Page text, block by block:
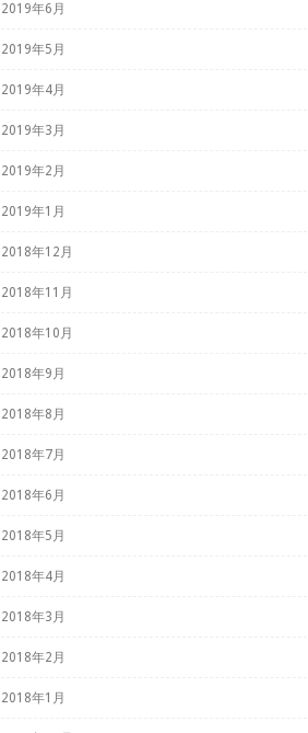
2019年6月
2019年5月
2019年4月
2019年3月
2019年2月
2019年1月
2018年12月
2018年11月
2018年10月
2018年9月
2018年8月
2018年7月
2018年6月
2018年5月
2018年4月
2018年3月
2018年2月
2018年1月